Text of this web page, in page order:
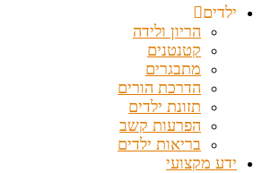
ילדים
הריון ולידה
קטנטנים
מתבגרים
הדרכת הורים
תזונת ילדים
הפרעות קשב
בריאות ילדים
ידע מקצועי